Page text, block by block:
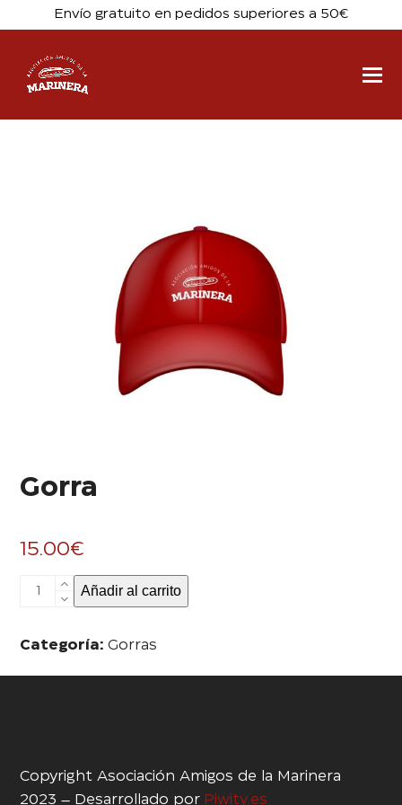
Envío gratuito en pedidos superiores a 50€
Gorra
15.00€
Gorra
cantidad
Añadir al carrito
Categoría: Gorras
Copyright Asociación Amigos de la Marinera
2023 – Desarrollado por Piwity.es